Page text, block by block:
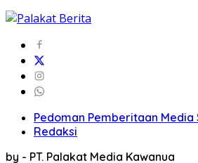
Pedoman Pemberitaan Media
Redaksi
by - PT. Palakat Media Kawanua